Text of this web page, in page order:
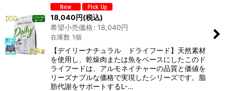
18,040円(税込)
希望小売価格: 18,040円
在庫数 1個
【デイリーナチュラル ドライフード】天然素材
を使用し、乾燥肉または魚をベースにしたこのド
ライフードは、アルモネイチャーの品質と価値を
リーズナブルな価格で実現したシリーズです。脂
肪代謝をサポートするL-…